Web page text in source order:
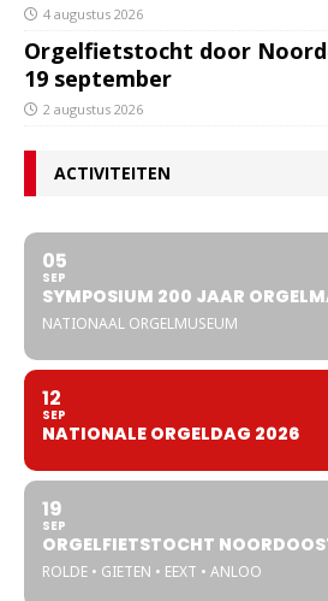
4 augustus 2026
Orgelfietstocht door
19 september
2 augustus 2026
ACTIVITEITEN
05
SEP
SYMPOSIUM 200 JAAR
NATIONAAL ORGELMUSEUM
12
SEP
NATIONALE ORGELDAG 2026
19
SEP
ORGELFIETSTOCHT
ROLDE • GIETEN • EEXT • ANLOO